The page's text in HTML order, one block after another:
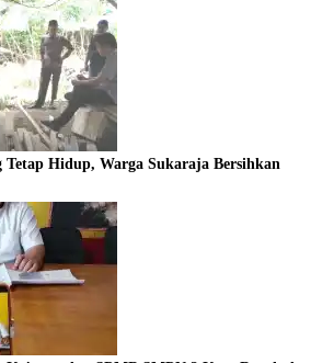
Tetap Hidup, Warga Sukaraja Bersihkan